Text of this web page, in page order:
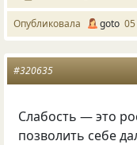
Опубликовала goto
#320635
Слабость — это
позволить себе